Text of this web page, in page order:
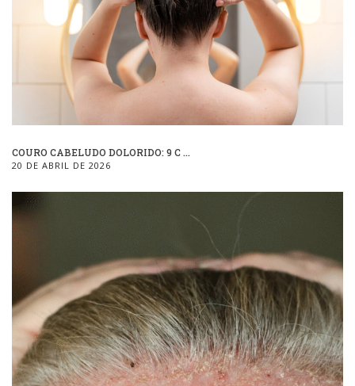
COURO CABELUDO DOLORIDO: 9 C ...
20 DE ABRIL DE 2026